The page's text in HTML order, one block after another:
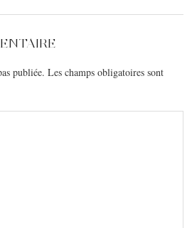
publiée. Les champs obligatoires sont